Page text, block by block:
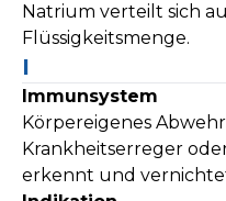
Natrium verteilt sich
Flüssigkeitsmenge.
I
Immunsystem
Körpereigenes
Krankheitserreger
erkennt und